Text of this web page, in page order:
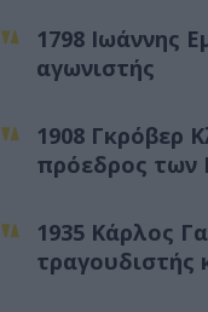
1798 Ιωάννης
αγωνιστής
1908 Γκρόβερ
πρόεδρος των
1935 Κάρλος
τραγουδιστής